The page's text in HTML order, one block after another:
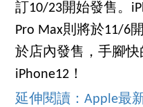
訂10/23開始發售。
Pro Max則將於11/6
於店內發售，手腳快
iPhone12！
延伸閱讀：Apple最